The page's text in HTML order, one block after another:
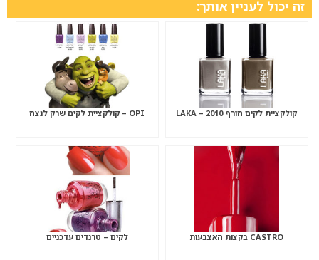
זה יכול לעניין אותך:
קולקציית לקים חורף 2010 – LAKA OPI – קולקציית לקים שרק לנצח
CASTRO בקצות האצבעות לקים – טרנדים עדכניים